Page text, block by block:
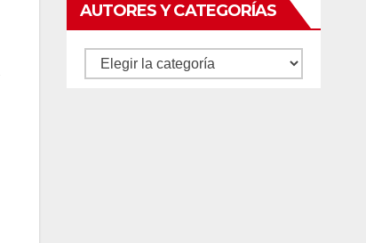
AUTORES Y CATEGORÍAS
Autores